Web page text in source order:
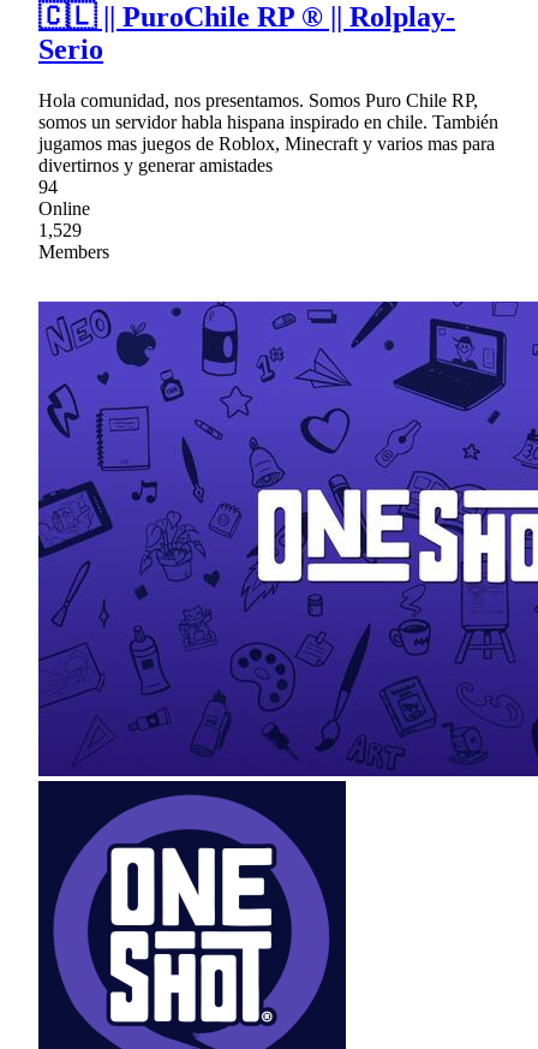
🇨🇱 || PuroChile RP ® || Rolplay-
Serio
Hola comunidad, nos presentamos. Somos Puro Chile RP,
somos un servidor habla hispana inspirado en chile. También
jugamos mas juegos de Roblox, Minecraft y varios mas para
divertirnos y generar amistades
94
Online
1,529
Members